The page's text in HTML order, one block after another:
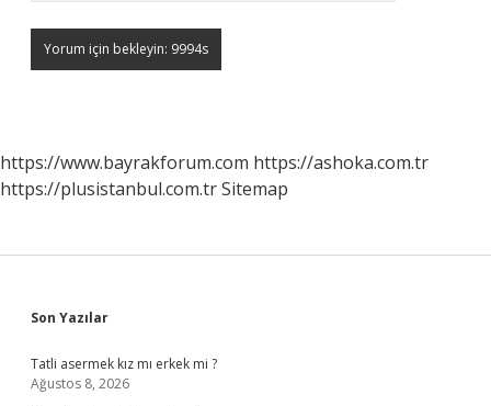
https://www.bayrakforum.com https://ashoka.com.tr
https://plusistanbul.com.trSitemap
Sidebar
Son Yazılar
Tatli asermek kız mı erkek mi ?
Ağustos 8, 2026